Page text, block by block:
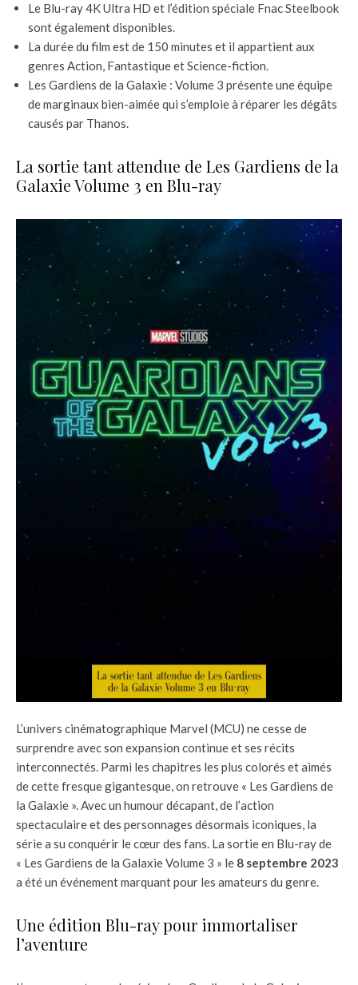
Le Blu-ray 4K Ultra HD et l’édition spéciale Fnac Steelbook
sont également disponibles.
La durée du film est de 150 minutes et il appartient aux
genres Action, Fantastique et Science-fiction.
Les Gardiens de la Galaxie : Volume 3 présente une équipe
de marginaux bien-aimée qui s’emploie à réparer les dégâts
causés par Thanos.
La sortie tant attendue de Les Gardiens de la
Galaxie Volume 3 en Blu-ray
L’univers cinématographique Marvel (MCU) ne cesse de
surprendre avec son expansion continue et ses récits
interconnectés. Parmi les chapitres les plus colorés et aimés
de cette fresque gigantesque, on retrouve « Les Gardiens de
la Galaxie ». Avec un humour décapant, de l’action
spectaculaire et des personnages désormais iconiques, la
série a su conquérir le cœur des fans. La sortie en Blu-ray de
« Les Gardiens de la Galaxie Volume 3 » le 8 septembre 2023
a été un événement marquant pour les amateurs du genre.
Une édition Blu-ray pour immortaliser
l’aventure